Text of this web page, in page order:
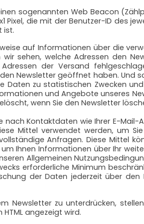
sogenannten Web Beacon
Pixel, die mit der Benutzer-ID des
ist.
auf Informationen über die
sehen, welche Adressen den
der Versand
Newsletter geöffnet haben. Und
Daten zu statistischen Zwecken
und Angebote unseres
wenn Sie den Newsletter
nach Kontaktdaten wie Ihrer E-
Mittel verwendet werden, um
Anfragen. Diese Mittel
Ihnen Informationen über Ihr
Allgemeinen
erforderliche Minimum
der Daten jederzeit über
Newsletter zu unterdrücken,
angezeigt wird.